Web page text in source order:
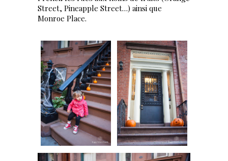
Street, Pineapple Street…) ainsi que
Monroe Place.